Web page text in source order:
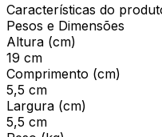
Características do
Pesos e Dimensões
Altura (cm)
19 cm
Comprimento (cm)
5,5 cm
Largura (cm)
5,5 cm